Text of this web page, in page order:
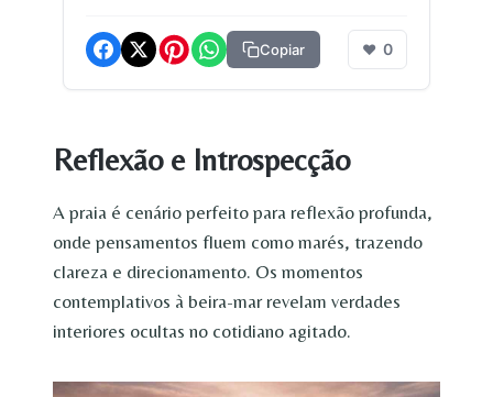
Copiar ❤ 0
Reflexão e Introspecção
A praia é cenário perfeito para reflexão profunda,
onde pensamentos fluem como marés, trazendo
clareza e direcionamento. Os momentos
contemplativos à beira-mar revelam verdades
interiores ocultas no cotidiano agitado.